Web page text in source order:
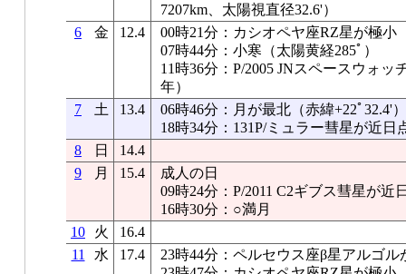
7207km、太陽視直径32.6'）
6
金 12.4
00時21分：カシオペヤ座RZ星が極小
07時44分：小寒（太陽黄経285ﾟ）
11時36分：P/2005 JNスペースウォ
年）
7
土 13.4
06時46分：月が最北（赤緯+22ﾟ32.4'
18時34分：131P/ミュラー彗星が近日
8
日
14.4
9
月 15.4
成人の日
09時24分：P/2011 C2ギブス彗星が近
16時30分：○満月
10
火
16.4
11
水 17.4
23時44分：ペルセウス座β星アルゴル